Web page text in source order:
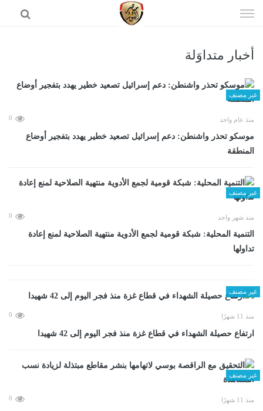
الى
أخبار متداوَلة
غير مصنف
منذ عام واحد 0
موسكو تحذر واشنطن: دعم إسرائيل تصعيد خطير يهدد بتفجير أوضاع
المنطقة
غير مصنف
منذ شهر واحد 0
التنمية المحلية: شبكة قومية لجمع الأدوية منتهية الصلاحية لمنع إعادة
تداولها
غير مصنف
منذ 11 شهرًا 0
ارتفاع حصيلة الشهداء في قطاع غزة منذ فجر اليوم إلى 42 شهيدا
غير مصنف
منذ 11 شهرًا 0